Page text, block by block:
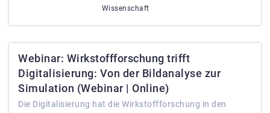
Wissenschaft
Webinar: Wirkstoffforschung trifft
Digitalisierung: Von der Bildanalyse zur
Simulation (Webinar | Online)
Die Digitalisierung hat die Wirkstoffforschung in den